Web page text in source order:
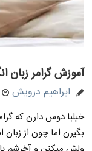
آموزش گرامر زبان
ابراهیم درویش
خیلیا دوس دارن که
بگیرن اما چون از